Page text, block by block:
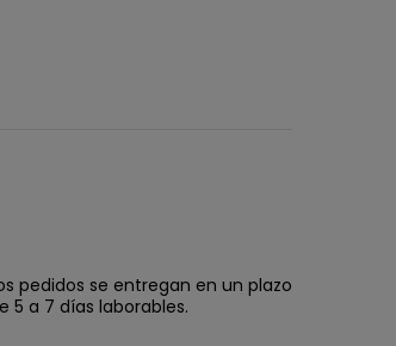
pedidos se entregan en un plazo
5 a 7 días laborables.